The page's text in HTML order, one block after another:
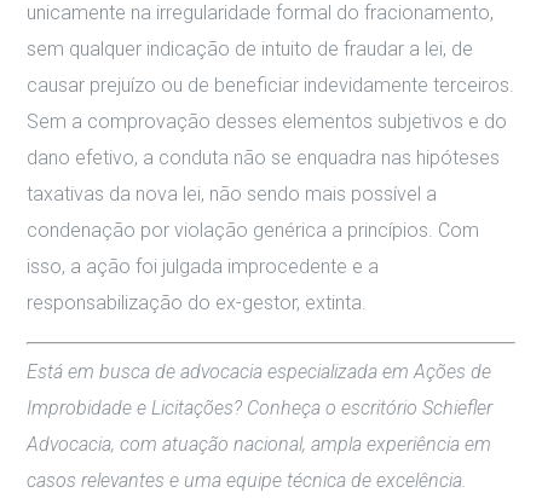
unicamente na irregularidade formal do fracionamento,
sem qualquer indicação de intuito de fraudar a lei, de
causar prejuízo ou de beneficiar indevidamente terceiros.
Sem a comprovação desses elementos subjetivos e do
dano efetivo, a conduta não se enquadra nas hipóteses
taxativas da nova lei, não sendo mais possível a
condenação por violação genérica a princípios. Com
isso, a ação foi julgada improcedente e a
responsabilização do ex-gestor, extinta.
Está em busca de advocacia especializada em Ações de
Improbidade e Licitações? Conheça o escritório Schiefler
Advocacia, com atuação nacional, ampla experiência em
casos relevantes e uma equipe técnica de excelência.